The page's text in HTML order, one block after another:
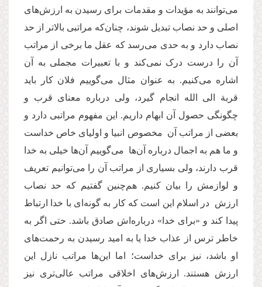
می‌توانند به مؤیدات و مقدمات برای رسیدن به ارزش‌های
اصلی و حد نصاب تبدیل شوند،‌ چنان‌که مراتبی بالاتر از حد
نصاب دارد و به حدی می‌رسد که عقل ما برخی از مراتب
آن را درست درک نمی‌کند و با تعبیرات مجملی به آن
اشاره می‌کنیم. به عنوان مثال می‌گوییم فلان کار باید
قربة الی الله انجام گیرد، ولی درباره معنای قرب و
چگونگی حصول آن ابهام داریم. این مفهوم مراتبی ‌دارد و
بعضی از مراتب آن مخصوص انبیا و اولیای خاص خداست
و ما هم به اجمال درباره آن‌ها می‌گوییم آن‌ها خیلی به خدا
قرب دارند،‌ ولی بسیاری از مراتب آن را می‌توانیم تعریف
و لوازمش را بیان کنیم. هم‌چنین گفتیم که حد نصاب
ارزش در اسلام این است که کار به ‌گونه‌ای با خدا ارتباط
پیدا کند و «برای خدا» درباره‌اش صادق باشد. حتی اگر به
خاطر ترس از عذاب خدا یا به امید رسیدن به رحمت‌های
او باشد، نیز برای خداست؛ اما این‌ها مراتب نازل این
ارزش‌ هستند. ارزش‌های اخلاقی مراتب عالی‌تری نیز